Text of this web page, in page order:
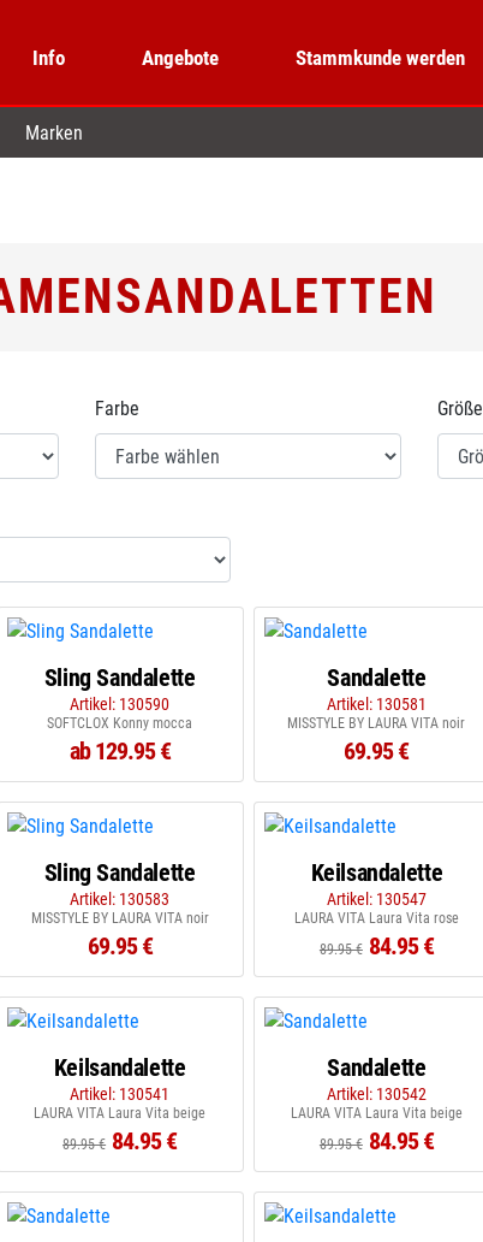
Info Angebote Stammkunde werden
Marken
Farbe Größe
Sling Sandalette
Artikel: 130590
SOFTCLOX Konny mocca
ab 129.95 €
Sandalette
Artikel: 130581
MISSTYLE BY LAURA VITA noir
69.95 €
Sling Sandalette
Artikel: 130583
MISSTYLE BY LAURA VITA noir
69.95 €
Keilsandalette
Artikel: 130547
LAURA VITA Laura Vita rose
89.95 € 84.95 €
Keilsandalette
Artikel: 130541
LAURA VITA Laura Vita beige
89.95 € 84.95 €
Sandalette
Artikel: 130542
LAURA VITA Laura Vita beige
89.95 € 84.95 €